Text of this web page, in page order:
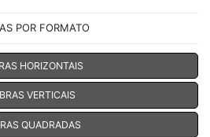
POR FORMATO
HORIZONTAIS
VERTICAIS
QUADRADAS